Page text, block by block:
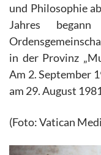
und Philosophie
Jahres
in der Provinz
Am 2. September
am 29. August
(Foto: Vatican